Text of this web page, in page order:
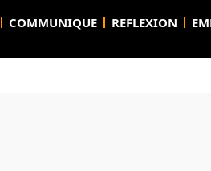
COMMUNIQUE REFLEXION